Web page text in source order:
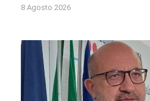
8 Agosto 2026